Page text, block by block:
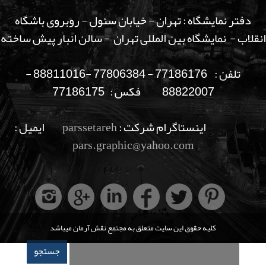
دفتر نمایشگاه : تهران - خیابان سئول - روبروی باشگاه
انقلاب - نمایشگاه بین المللی تهران - سالن انبار پیش ساخته
تلفن : 77186176 - 77806384 -88811016 -
88822007 فکس : 77186175
اینستاگرام شرکت :parssetarehایمیل :
pars.graphic@yahoo.com
فرم جستجو
کلیه حقوق این سایت متعلق به مجتمع نقش آرمان میباشد